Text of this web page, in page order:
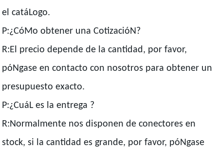
el catáLogo.
P:¿CóMo obtener una CotizacióN?
R:El precio depende de la cantidad, por favor,
póNgase en contacto con nosotros para obtener un
presupuesto exacto.
P:¿CuáL es la entrega ?
R:Normalmente nos disponen de conectores en
stock, si la cantidad es grande, por favor, póNgase